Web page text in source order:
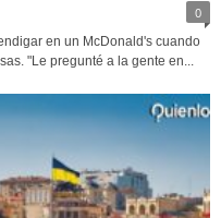
0
en un McDonald's cuando
"Le pregunté a la gente en...